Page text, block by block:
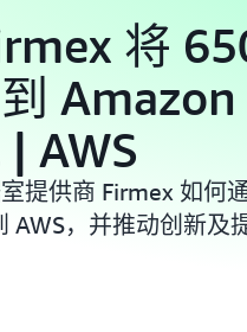
将
AWS
提供商 Firmex 如何
AWS，并推动创新及